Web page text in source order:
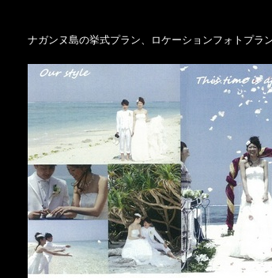
ナガンヌ島の挙式プラン、ロケーションフォトプラ